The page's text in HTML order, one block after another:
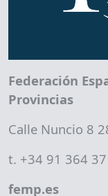
Federación
Provincias
Calle Nuncio 8
t. +34 91 364
femp.es